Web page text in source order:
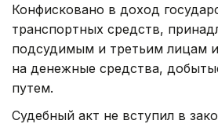
Конфисковано в доход
транспортных средств,
подсудимым и третьим лицам
на денежные средства,
путем.
Судебный акт не вступил в